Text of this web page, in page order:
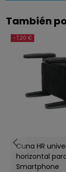
También
-7,20 €
Cuna HR
horizontal
Smartphone